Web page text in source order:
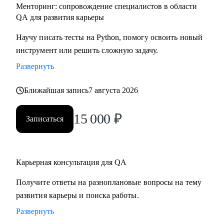
Менторинг: сопровождение специалистов в области
QA для развития карьеры
Научу писать тесты на Python, помогу освоить новый
инструмент или решить сложную задачу.
Развернуть
Ближайшая запись7 августа 2026
Записаться 15 000 ₽
Карьерная консультация для QA
Получите ответы на разноплановые вопросы на тему
развития карьеры и поиска работы.
Развернуть